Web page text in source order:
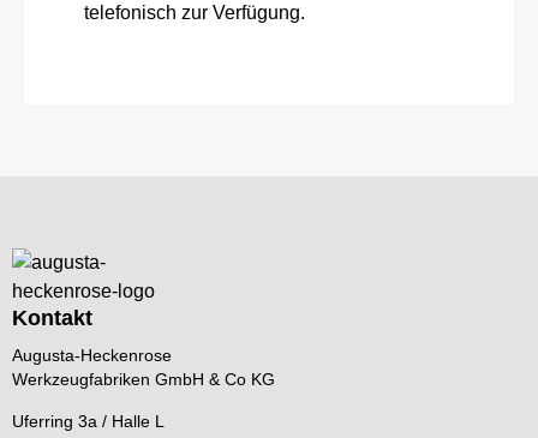
telefonisch zur Verfügung.
Kontakt
Augusta-Heckenrose
Werkzeugfabriken GmbH & Co KG
Uferring 3a / Halle L